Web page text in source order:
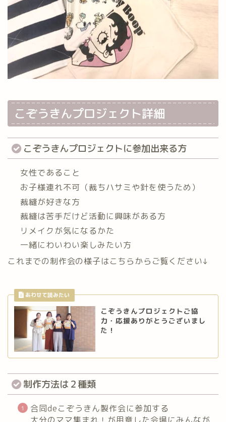
こぞうきんプロジェクト詳細
こぞうきんプロジェクトに参加出来る方
女性であること
お子様連れ不可（裁ちハサミや針を使うため）
裁縫が好きな方
裁縫は苦手だけど活動に興味がある方
リメイクが気になるかた
一緒にわいわい楽しみたい方
これまでの制作会の様子はこちらからご覧ください↓
こぞうきんプロジェクトご協
力・応援ありがとうございまし
た！
制作方法は２種類
合同deこぞうきん製作会に参加する